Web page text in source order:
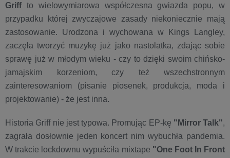
Griff to wielowymiarowa współczesna gwiazda popu, w
przypadku której zwyczajowe zasady niekoniecznie mają
zastosowanie. Urodzona i wychowana w Kings Langley,
zaczęła tworzyć muzykę już jako nastolatka, zdając sobie
sprawę już w młodym wieku - czy to dzięki swoim chińsko-
jamajskim korzeniom, czy też wszechstronnym
zainteresowaniom (pisanie piosenek, produkcja, moda i
projektowanie) - że jest inna.
Historia Griff nie jest typowa. Promując EP-kę "Mirror Talk",
zagrała dosłownie jeden koncert nim wybuchła pandemia.
W trakcie lockdownu wypuściła mixtape "One Foot In Front